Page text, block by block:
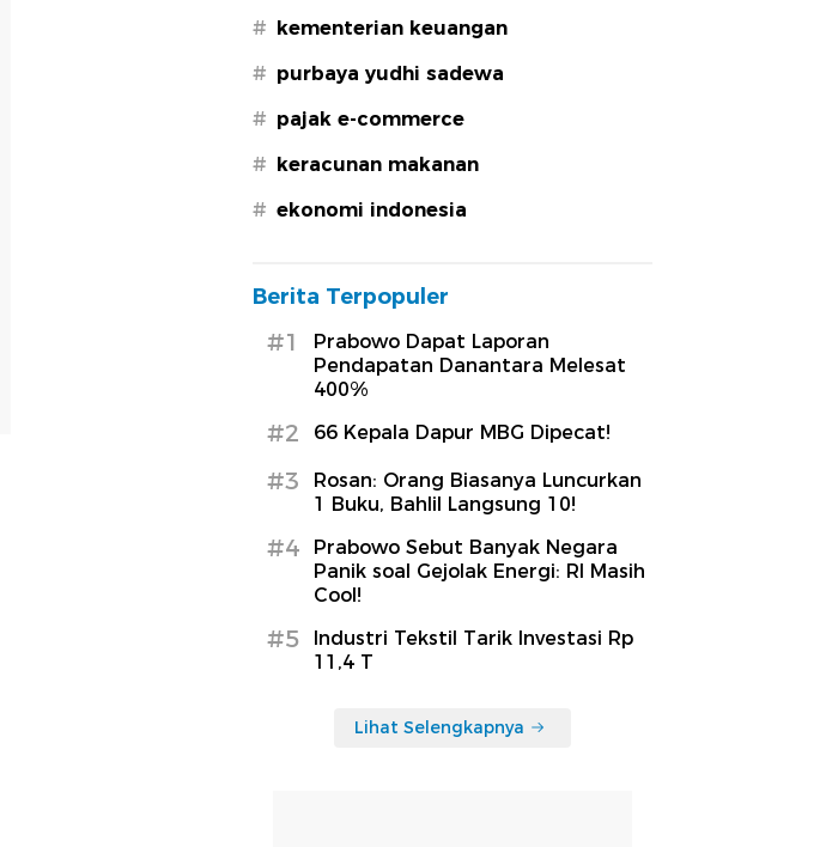
# kementerian keuangan
# purbaya yudhi sadewa
# pajak e-commerce
# keracunan makanan
# ekonomi indonesia
Berita Terpopuler
#1
Prabowo Dapat Laporan
Pendapatan Danantara Melesat
400%
#2 66 Kepala Dapur MBG Dipecat!
#3
Rosan: Orang Biasanya Luncurkan
1 Buku, Bahlil Langsung 10!
#4
Prabowo Sebut Banyak Negara
Panik soal Gejolak Energi: RI Masih
Cool!
#5
Industri Tekstil Tarik Investasi Rp
11,4 T
Lihat Selengkapnya